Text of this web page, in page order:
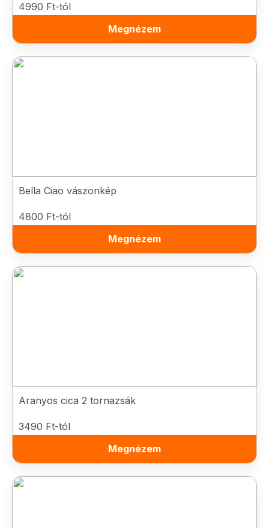
4990 Ft-tól
Megnézem
Bella Ciao vászonkép
4800 Ft-tól
Megnézem
Aranyos cica 2 tornazsák
3490 Ft-tól
Megnézem